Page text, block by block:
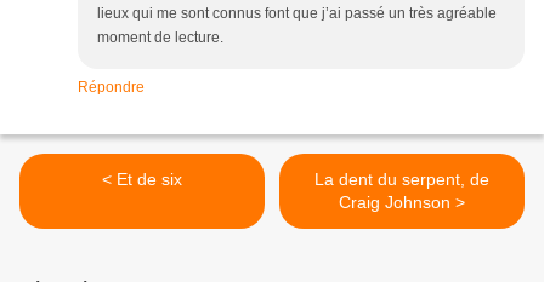
lieux qui me sont connus font que j’ai passé un très agréable
moment de lecture.
Répondre
< Et de six
La dent du serpent, de
Craig Johnson >